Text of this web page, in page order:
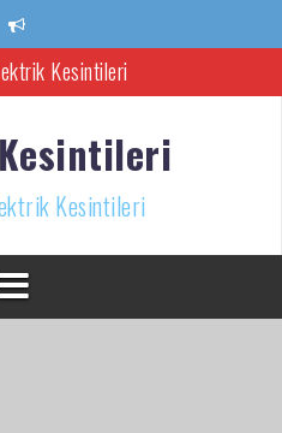
Kesintileri
Haber Kaynağı
Kesintisi
Kesintileri